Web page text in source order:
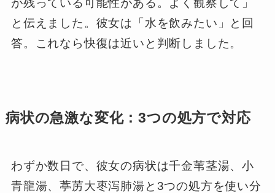
が残っている可能性がある。よく観察して」
と伝えました。彼女は「水を飲みたい」と回
答。これなら快復は近いと判断しました。
病状の急激な変化：3つの処方で対応
わずか数日で、彼女の病状は千金苇茎湯、小
青龍湯、葶苈大枣泻肺湯と3つの処方を使い分